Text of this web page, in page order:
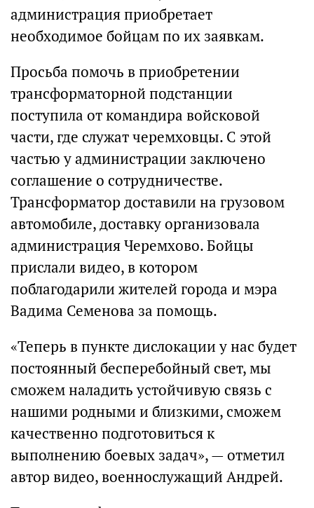
администрация приобретает
необходимое бойцам по их заявкам.
Просьба помочь в приобретении
трансформаторной подстанции
поступила от командира войсковой
части, где служат черемховцы. С этой
частью у администрации заключено
соглашение о сотрудничестве.
Трансформатор доставили на грузовом
автомобиле, доставку организовала
администрация Черемхово. Бойцы
прислали видео, в котором
поблагодарили жителей города и мэра
Вадима Семенова за помощь.
«Теперь в пункте дислокации у нас будет
постоянный бесперебойный свет, мы
сможем наладить устойчивую связь с
нашими родными и близкими, сможем
качественно подготовиться к
выполнению боевых задач», — отметил
автор видео, военнослужащий Андрей.